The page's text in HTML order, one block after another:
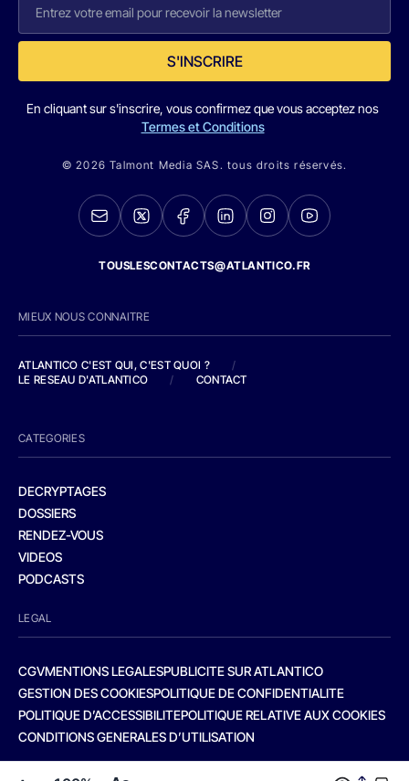
S'INSCRIRE
En cliquant sur s'inscrire, vous confirmez que vous acceptez nos
Termes et Conditions
© 2026 Talmont Media SAS. tous droits réservés.
TOUSLESCONTACTS@ATLANTICO.FR
MIEUX NOUS CONNAITRE
ATLANTICO C'EST QUI, C'EST QUOI ?
/
LE RESEAU D'ATLANTICO
/ CONTACT
CATEGORIES
DECRYPTAGES
DOSSIERS
RENDEZ-VOUS
VIDEOS
PODCASTS
LEGAL
CGVMENTIONS LEGALESPUBLICITE SUR ATLANTICO
GESTION DES COOKIESPOLITIQUE DE CONFIDENTIALITE
POLITIQUE D’ACCESSIBILITEPOLITIQUE RELATIVE AUX COOKIES
CONDITIONS GENERALES D’UTILISATION